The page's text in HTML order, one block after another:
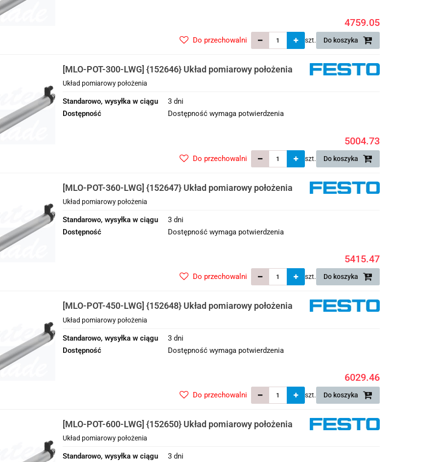
4759.05
szt. Do koszyka
Do przechowalni
[MLO-POT-300-LWG] {152646} Układ pomiarowy położenia
Układ pomiarowy położenia
Standarowo, wysyłka w ciągu
3 dni
Dostępność
Dostępność wymaga potwierdzenia
5004.73
szt. Do koszyka
Do przechowalni
[MLO-POT-360-LWG] {152647} Układ pomiarowy położenia
Układ pomiarowy położenia
Standarowo, wysyłka w ciągu
3 dni
Dostępność
Dostępność wymaga potwierdzenia
5415.47
szt. Do koszyka
Do przechowalni
[MLO-POT-450-LWG] {152648} Układ pomiarowy położenia
Układ pomiarowy położenia
Standarowo, wysyłka w ciągu
3 dni
Dostępność
Dostępność wymaga potwierdzenia
6029.46
szt. Do koszyka
Do przechowalni
[MLO-POT-600-LWG] {152650} Układ pomiarowy położenia
Układ pomiarowy położenia
Standarowo, wysyłka w ciągu
3 dni